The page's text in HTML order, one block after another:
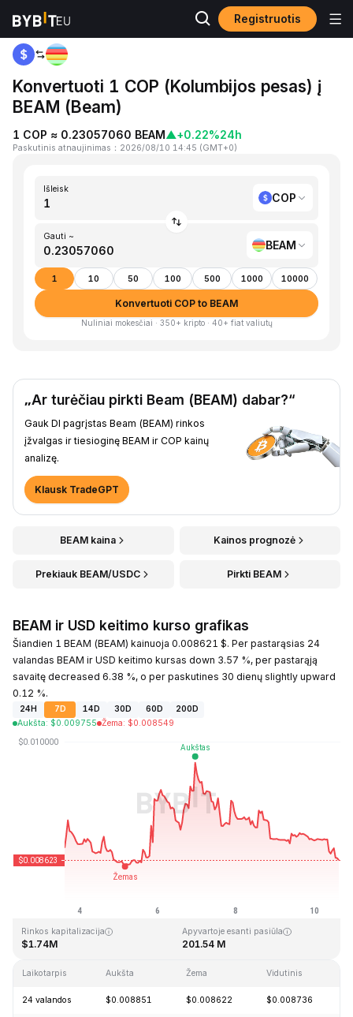
Registruotis
Pagrindinis
Konvertuoti 1 COP (Kolumbijos pesas) į
BEAM (Beam)
1 COP ≈ 0.23057060 BEAM▲+0.22%24h
Paskutinis atnaujinimas ： 2026/08/10 14:45 (GMT+0)
Išleisk
COP
Gauti ~
BEAM
1 10 50 100 500 1000 10000
Konvertuoti COP to BEAM
Nuliniai mokesčiai · 350+ kripto · 40+ fiat valiutų
„Ar turėčiau pirkti Beam (BEAM) dabar?“
Gauk DI pagrįstas Beam (BEAM) rinkos
įžvalgas ir tiesioginę BEAM ir COP kainų
analizę.
Klausk TradeGPT
BEAM kaina Kainos prognozė
Prekiauk BEAM/USDC Pirkti BEAM
BEAM ir USD keitimo kurso grafikas
Šiandien 1 BEAM (BEAM) kainuoja 0.008621 $. Per pastarąsias 24
valandas BEAM ir USD keitimo kursas down 3.57 %, per pastarąją
savaitę decreased 6.38 %, o per paskutines 30 dienų slightly upward
0.12 %.
24H 7D 14D 30D 60D
200D
Aukšta: $0.009755 Žema: $0.008549
Paskutinį kartą atnaujinta: 2026-08-10, 14:45 GMT+0
$0.006168
Rinkos kapitalizacija
$1.74M
Apyvartoje esanti pasiūla
201.54 M
Laikotarpis Aukšta Žema Vidutinis
24 valandos $0.008851 $0.008622 $0.008736